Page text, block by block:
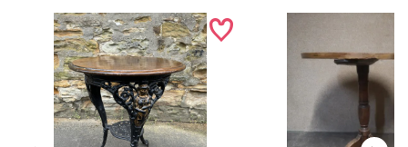
業時間内対応のため２～３日ほどお時間をいただく場合
がございます。
② お届けまでの納期
「在庫品」の場合
ご入金確認後、最短で翌日には発送が可能ですが、大型
商品の場合は発送状況確認後、別途お知らせいたしま